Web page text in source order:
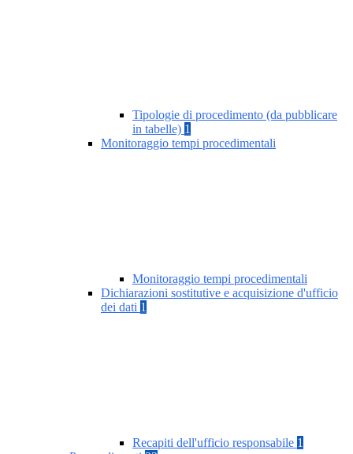
Tipologie di procedimento (da pubblicare
in tabelle) 1
Monitoraggio tempi procedimentali
Monitoraggio tempi procedimentali
Dichiarazioni sostitutive e acquisizione d'ufficio
dei dati 1
Recapiti dell'ufficio responsabile 1